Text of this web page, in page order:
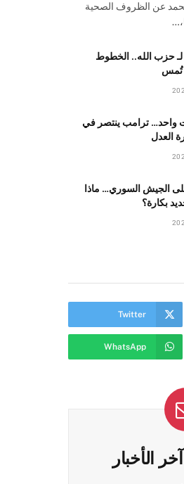
عن الظروف الصحية
حزب الله.. الخطوط
تُمس
واحد… ترامب ينتصر في
العدل
على الجيش السوري… ماذا
بكارة؟
Twitter
WhatsApp
الأخبار